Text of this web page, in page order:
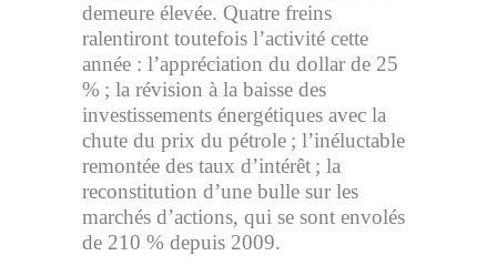
demeure élevée. Quatre freins
ralentiront toutefois l’activité cette
année : l’appréciation du dollar de 25
% ; la révision à la baisse des
investissements énergétiques avec la
chute du prix du pétrole ; l’inéluctable
remontée des taux d’intérêt ; la
reconstitution d’une bulle sur les
marchés d’actions, qui se sont envolés
de 210 % depuis 2009.